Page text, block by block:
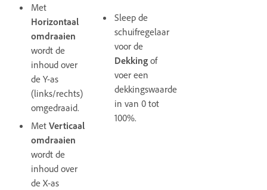
Met
Horizontaal
omdraaien
wordt de
inhoud over
de Y-as
(links/rechts)
omgedraaid.
Met Verticaal
omdraaien
wordt de
inhoud over
de X-as
Sleep de
schuifregelaar
voor de
Dekkingof
voer een
dekkingswaarde
in van 0 tot
100%.